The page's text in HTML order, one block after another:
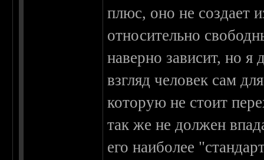
плюс, оно не создает
относительно
наверно зависит, но
взгляд человек сам
которую не стоит
так же не должен
его наиболее